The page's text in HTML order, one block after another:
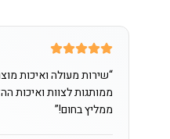
“שירות מעולה ואיכות
ממותגות לצוות ואיכות
ממליץ בחום!”